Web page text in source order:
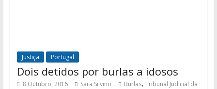
Justiça Portugal
Dois detidos por burlas a idosos
8 Outubro, 2016 Sara Silvino Burlas, Tribunal Judicial da